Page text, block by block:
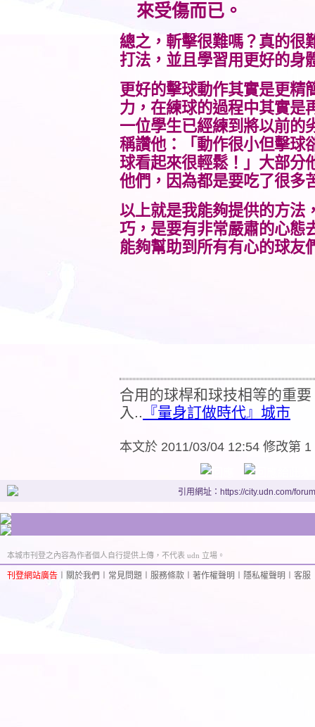
來受傷而已。
總之，斬擊很難嗎？真的很
打法，並且學習用更好的身
更好的擊球動作其實是更精
力，在練球的過程中其實是
一位學生已經練到將以前的
稱讚他：「動作很小但擊球
球看起來很輕鬆！」大部分
他們，因為都是要吃了很多
以上就是我能夠提供的方法
巧，是要有非常嚴肅的心態
能夠幫助到所有有心的球友
合用的球桿和球技相等的重
入..
『量身訂做時代』城市
本文於 2011/03/04 12:54 修改第 1
引用網址：https://city.udn.com/
本城市刊登之內容為作者個人自行提供上傳，不代表 udn 立場。
刊登網站廣告 關於我們 常見問題 服務條款 著作權聲明 隱私權聲明 客服